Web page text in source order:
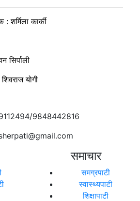
शर्मिला कार्की
सिर्पाली
योगी
9848442816
समाचार
समग्रपाटी
स्वास्थ्यपाटी
शिक्षापाटी